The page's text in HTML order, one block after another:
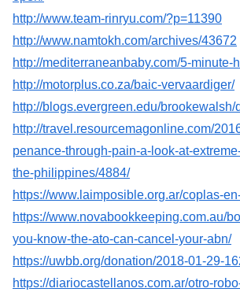
http://www.team-rinryu.com/?p=11390
http://www.namtokh.com/archives/43672
http://mediterraneanbaby.com/5-minute-
http://motorplus.co.za/baic-vervaardiger/
http://blogs.evergreen.edu/brookewalsh/
http://travel.resourcemagonline.com/
penance-through-pain-a-look-at-
the-philippines/4884/
https://www.laimposible.org.ar/coplas-
https://www.novabookkeeping.com.au/
you-know-the-ato-can-cancel-your-abn/
https://uwbb.org/donation/2018-01-29-
https://diariocastellanos.com.ar/otro-